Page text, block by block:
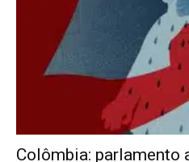
Colômbia: parlamento